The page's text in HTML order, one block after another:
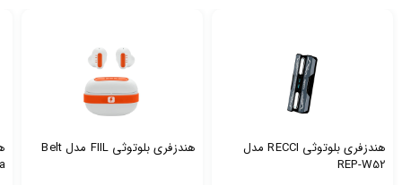
هندزفری بلوتوثی RECCI مدل
REP-W52
هندزفری بلوتوثی FIIL مدل Belt